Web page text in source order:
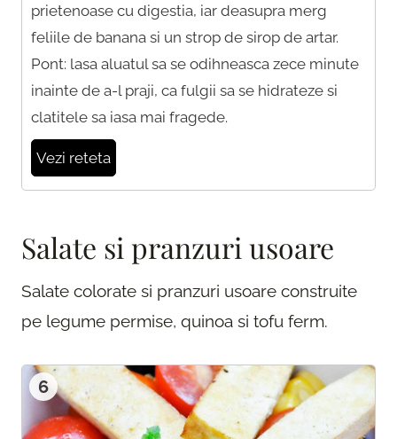
prietenoase cu digestia, iar deasupra merg
feliile de banana si un strop de sirop de artar.
Pont: lasa aluatul sa se odihneasca zece minute
inainte de a-l praji, ca fulgii sa se hidrateze si
clatitele sa iasa mai fragede.
Vezi reteta
Salate si pranzuri usoare
Salate colorate si pranzuri usoare construite
pe legume permise, quinoa si tofu ferm.
6